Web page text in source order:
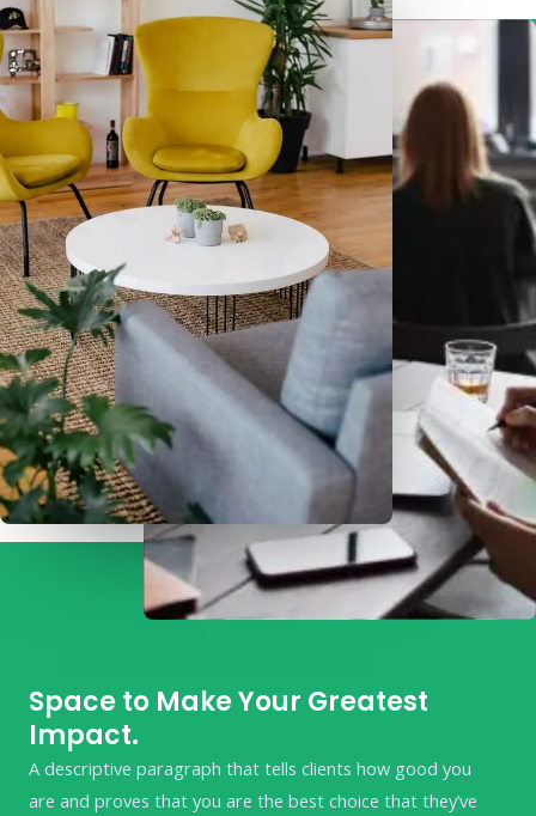
Space to Make Your Greatest
Impact.
A descriptive paragraph that tells clients how good you
are and proves that you are the best choice that they’ve